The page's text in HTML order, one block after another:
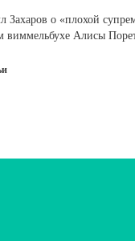
о «плохой
виммельбухе Алисы